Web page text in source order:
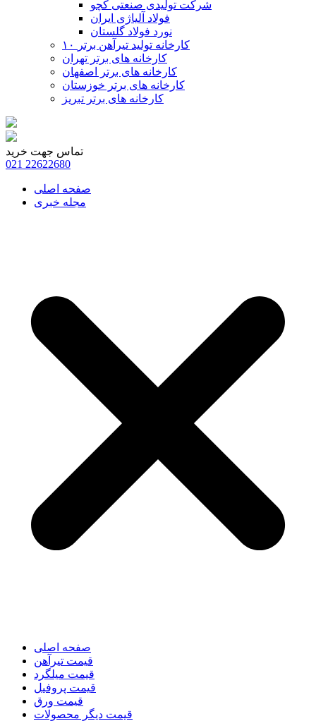
شرکت تولیدی صنعتی کچو
فولاد آلیاژی ایران
نورد فولاد گلستان
۱۰ کارخانه تولید تیرآهن برتر
کارخانه های برتر تهران
کارخانه های برتر اصفهان
کارخانه های برتر خوزستان
کارخانه های برتر تبریز
تماس جهت خرید
021 22622680
صفحه اصلی
مجله خبری
صفحه اصلی
قیمت تیرآهن
قیمت میلگرد
قیمت پروفیل
قیمت ورق
قیمت دیگر محصولات